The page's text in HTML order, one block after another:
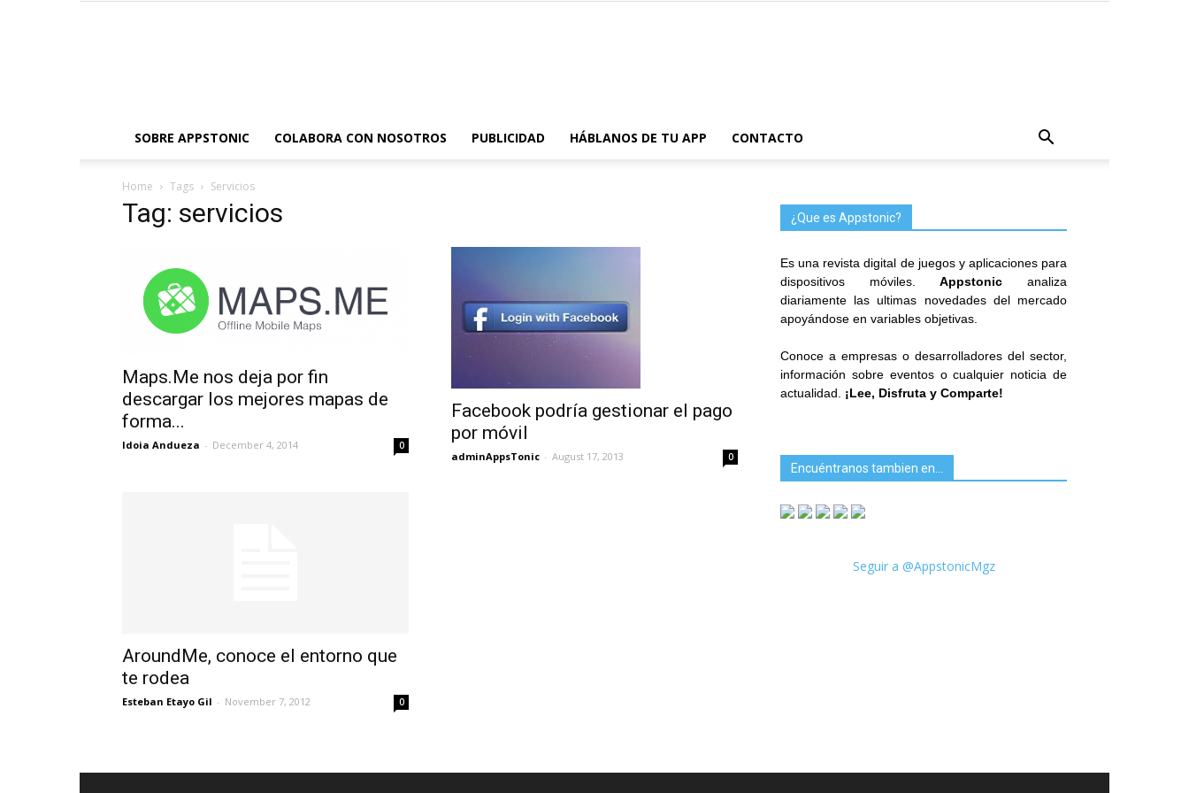
SOBRE APPSTONIC COLABORA CON NOSOTROS PUBLICIDAD HÁBLANOS DE TU APP CONTACTO
Home Tags Servicios
Tag: servicios
Maps.Me nos deja por fin
descargar los mejores mapas de
forma...
Idoia Andueza - December 4, 2014 0
Facebook podría gestionar el pago
por móvil
adminAppsTonic - August 17, 2013 0
AroundMe, conoce el entorno que
te rodea
Esteban Etayo Gil - November 7, 2012 0
¿Que es Appstonic?
Es una revista digital de juegos y aplicaciones para
dispositivos móviles.Appstonic analiza
diariamente las ultimas novedades del mercado
apoyándose en variables objetivas.
Conoce a empresas o desarrolladores del sector,
información sobre eventos o cualquier noticia de
actualidad. ¡Lee, Disfruta y Comparte!
Encuéntranos tambien en…
Seguir a @AppstonicMgz